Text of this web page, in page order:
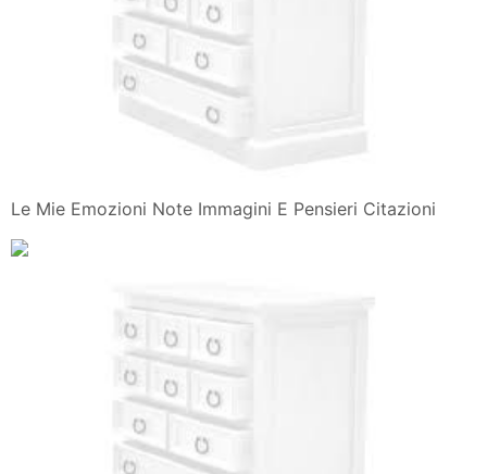
Le Mie Emozioni Note Immagini E Pensieri Citazioni